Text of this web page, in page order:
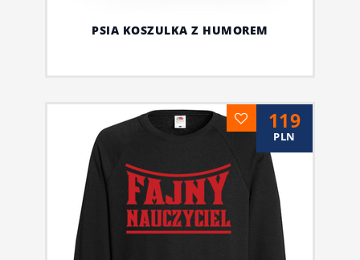
PSIA KOSZULKA Z HUMOREM
119
PLN